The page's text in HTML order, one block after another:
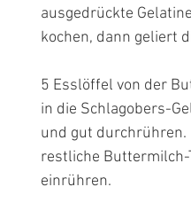
ausgedrückte
kochen, dann geliert
5 Esslöffel von der
in die Schlagobers-
und gut durchrühren.
restliche Buttermilch-
einrühren.